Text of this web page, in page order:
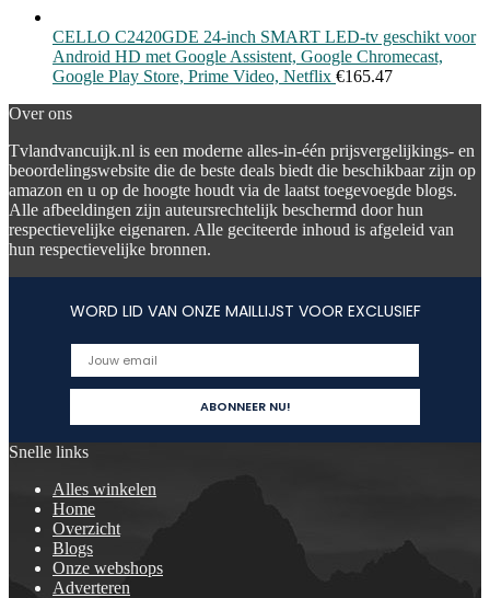
CELLO C2420GDE 24-inch SMART LED-tv geschikt voor
Android HD met Google Assistent, Google Chromecast,
Google Play Store, Prime Video, Netflix €165.47
Over ons
Tvlandvancuijk.nl is een moderne alles-in-één prijsvergelijkings- en
beoordelingswebsite die de beste deals biedt die beschikbaar zijn op
amazon en u op de hoogte houdt via de laatst toegevoegde blogs.
Alle afbeeldingen zijn auteursrechtelijk beschermd door hun
respectievelijke eigenaren. Alle geciteerde inhoud is afgeleid van
hun respectievelijke bronnen.
WORD LID VAN ONZE MAILLIJST VOOR EXCLUSIEF
Snelle links
Alles winkelen
Home
Overzicht
Blogs
Onze webshops
Adverteren